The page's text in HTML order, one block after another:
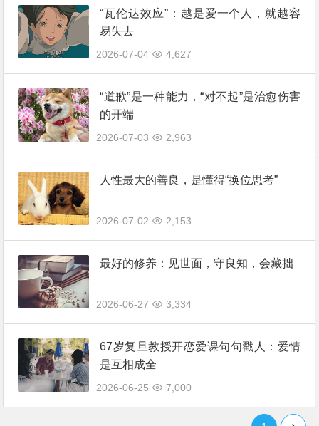
“瓦伦达效应”：越是爱一个人，就越容
易失去
2026-07-04 4,627
“道歉”是一种能力，“对不起”是治愈伤害
的开端
2026-07-03 2,963
人性最大的善良，是懂得“换位思考”
2026-07-02 2,153
最好的修养：见世面，守良知，会藏拙
2026-06-27 3,334
67岁复旦教授开恋爱课句句戳人：爱情
是互相成全
2026-06-25 7,000